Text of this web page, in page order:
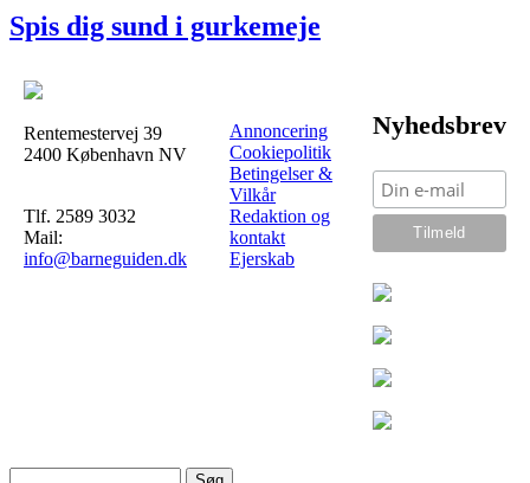
Spis dig sund i gurkemeje
Rentemestervej 39
2400 København NV
Tlf. 2589 3032
Mail:
info@barneguiden.dk
Annoncering
Cookiepolitik
Betingelser &
Vilkår
Redaktion og
kontakt
Ejerskab
Nyhedsbrev